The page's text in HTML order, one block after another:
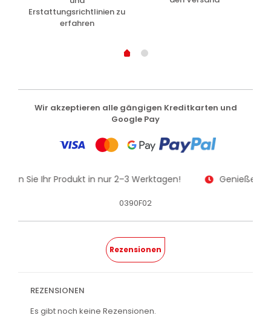
Erstattungsrichtlinien zu
erfahren
Wir akzeptieren alle gängigen Kreditkarten und
Google Pay
Sie Ihr Produkt in nur 2–3 Werktagen! Genießen
0390F02
Rezensionen
REZENSIONEN
Es gibt noch keine Rezensionen.